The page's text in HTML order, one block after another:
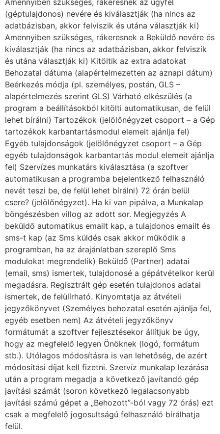
(géptulajdonos) nevére és kiválasztják (ha nincs az
adatbázisban, akkor felviszik és utána választják ki)
Amennyiben szükséges, rákeresnek a Beküldő nevére és
kiválasztják (ha nincs az adatbázisban, akkor felviszik
és utána választják ki) Kitöltik az extra adatokat
Behozatal dátuma (alapértelmezetten az aznapi dátum)
Beérkezés módja (pl. személyes, postán, GLS –
alapértelmezés szerint GLS) Várható elkészülés (a
program a beállításokból kitölti automatikusan, de felül
lehet bírálni) Tartozékok (jelölőnégyzet csoport – a Gép
tartozékok karbantartásmodul elemeit ajánlja fel)
Egyéb tulajdonságok (jelölőnégyzet csoport – a Gép
egyéb tulajdonságok karbantartás modul elemeit ajánlja
fel) Szervízes munkatárs kiválasztása (a szoftver
automatikusan a programba bejelentkező felhasználó
nevét teszi be, de felül lehet bírálni) 72 órán belül
csere? (jelölőnégyzet). Ha ki van pipálva, a Munkalap
böngészésben villog az adott sor. Megjegyzés A
beküldő automatikus emailt kap, a tulajdonos emailt és
sms-t kap (az Sms küldés csak akkor működik a
programban, ha az árajánlatban szereplő Sms
modulokat megrendelik) Beküldő (Partner) adatai
(email, sms) ismertek, tulajdonosé a gépátvételkor kerül
megadásra. Regisztrált gép esetén tulajdonos adatai
ismertek, de felülírható. Kinyomtatja az átvételi
jegyzőkönyvet (Személyes behozatal esetén ajánlja fel,
egyéb esetben nem) Az átvételi jegyzőkönyv
formátumát a szoftver fejlesztésekor állítjuk be úgy,
hogy az megfelelő legyen Önöknek (logó, formátum
stb.). Utólagos módosításra is van lehetőség, de azért
módosítási díjat kell fizetni. Szervíz munkalap lezárása
után a program megadja a következő javítandó gép
javítási számát (soron következő legalacsonyabb
javítási számú gépet a „Behozott”-ból vagy 72 órás) ezt
csak a megfelelő jogosultságú felhasználó bírálhatja
felül.